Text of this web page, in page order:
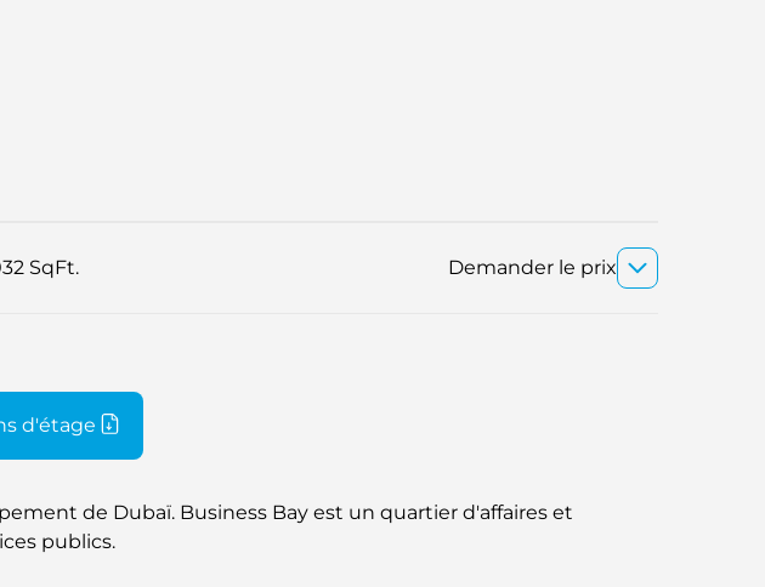
SqFt. Demander le prix
d'étage
de Dubaï. Business Bay est un quartier d'affaires et
publics.